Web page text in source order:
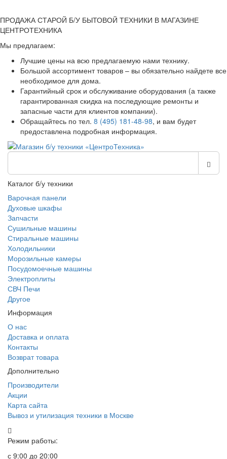
ПРОДАЖА СТАРОЙ Б/У БЫТОВОЙ ТЕХНИКИ В МАГАЗИНЕ
ЦЕНТРОТЕХНИКА
Мы предлагаем:
Лучшие цены на всю предлагаемую нами технику.
Большой ассортимент товаров – вы обязательно найдете все
необходимое для дома.
Гарантийный срок и обслуживание оборудования (а также
гарантированная скидка на последующие ремонты и
запасные части для клиентов компании).
Обращайтесь по тел. 8 (495) 181-48-98, и вам будет
предоставлена подробная информация.
Каталог б/у техники
Варочная панели
Духовые шкафы
Запчасти
Сушильные машины
Стиральные машины
Холодильники
Морозильные камеры
Посудомоечные машины
Электроплиты
СВЧ Печи
Другое
Информация
О нас
Доставка и оплата
Контакты
Возврат товара
Дополнительно
Производители
Акции
Карта сайта
Вывоз и утилизация техники в Москве
Режим работы:
с 9:00 до 20:00